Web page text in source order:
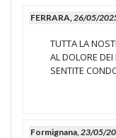
FERRARA, 26/05/
TUTTA LA
AL DOLORE
SENTITE
Formignana, 23/05/